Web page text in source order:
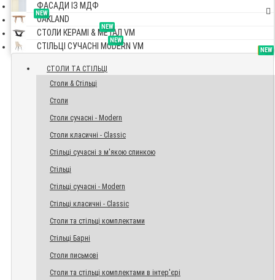
ФАСАДИ ІЗ МДФ
NEW
OAKLAND
NEW
СТОЛИ КЕРАМІ & МЕТАЛ VM
NEW
СТІЛЬЦІ СУЧАСНІ MODERN VM TOP
СТОЛИ ТА СТІЛЬЦІ
Столи & Стільці
Столи
Столи сучасні - Modern
Столи класичні - Classic
Стільці сучасні з м'якою спинкою
Стільці
Стільці сучасні - Modern
Стільці класичні - Classic
Столи та стільці комплектами
Стільці Барні
Столи письмові
Столи та стільці комплектами в інтер'єрі
NEW
NEW
NEW